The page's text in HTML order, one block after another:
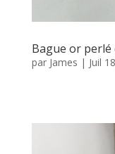
Bague or
par James | Juil